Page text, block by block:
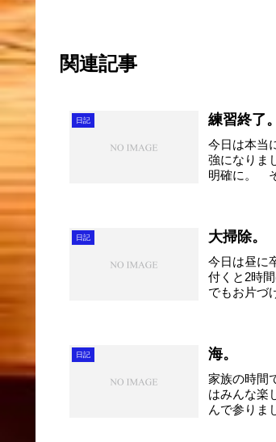
関連記事
日記 練習終了。
今日は本当
強になりま
明確に。
日記 大掃除。
今日は昼に
付くと2時
でもお片づ
日記 海。
家族の時間
はみんな楽
んで参りま